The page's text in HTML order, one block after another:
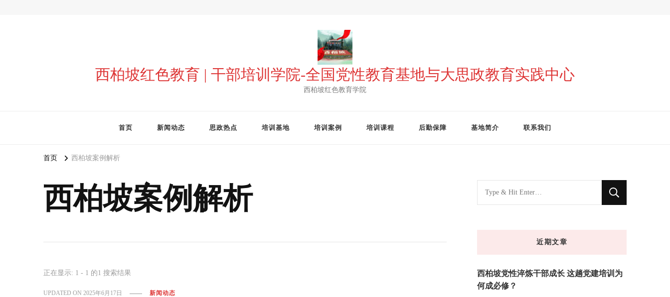
西柏坡红色教育 | 干部培训学院-全国党性教育基地与大思政教育实践中心
西柏坡红色教育学院
首页 新闻动态 思政热点 培训基地 培训案例 培训课程 后勤保障 基地简介 联系我们
首页 西柏坡案例解析
西柏坡案例解析
正在显示: 1 - 1 的1 搜索结果
UPDATED ON2025年6月17日 新闻动态
找
什
近期文章
西柏坡党性淬炼干部成长 这趟党建培训为
何成必修？